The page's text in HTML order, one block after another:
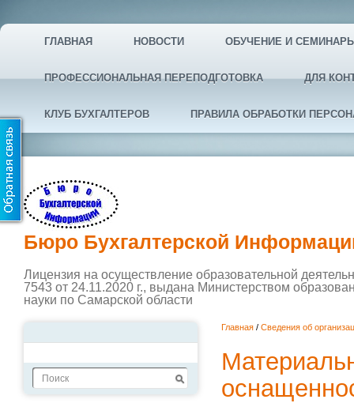
ГЛАВНАЯ НОВОСТИ ОБУЧЕНИЕ И
ПРОФЕССИОНАЛЬНАЯ ПЕРЕПОДГОТОВКА ДЛЯ
КЛУБ БУХГАЛТЕРОВ ПРАВИЛА ОБРАБОТКИ
Бюро Бухгалтерской
Лицензия на осуществление образовательной
7543 от 24.11.2020 г., выдана Министерством
науки по Самарской области
Главная / Сведения об